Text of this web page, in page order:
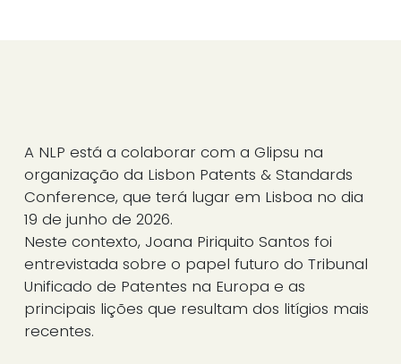
A NLP está a colaborar com a Glipsu na
organização da Lisbon Patents & Standards
Conference, que terá lugar em Lisboa no dia
19 de junho de 2026.
Neste contexto, Joana Piriquito Santos foi
entrevistada sobre o papel futuro do Tribunal
Unificado de Patentes na Europa e as
principais lições que resultam dos litígios mais
recentes.